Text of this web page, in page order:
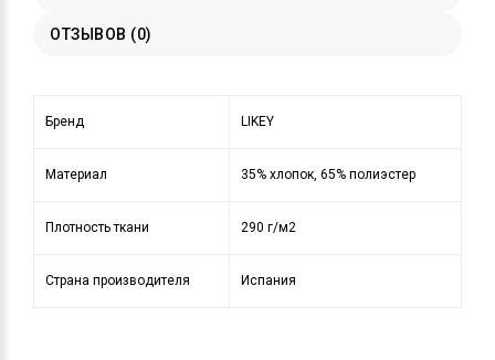
ОТЗЫВОВ (0)
Бренд LIKEY
Материал 35% хлопок, 65% полиэстер
Плотность ткани 290 г/м2
Страна производителя Испания